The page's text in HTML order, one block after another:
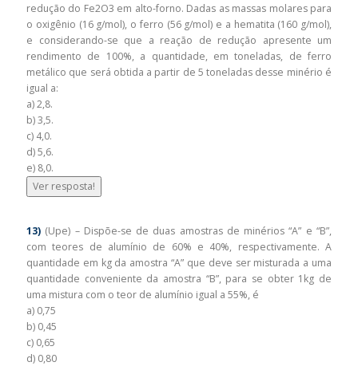
redução do Fe2O3 em alto-forno. Dadas as massas molares para
o oxigênio (16 g/mol), o ferro (56 g/mol) e a hematita (160 g/mol),
e considerando-se que a reação de redução apresente um
rendimento de 100%, a quantidade, em toneladas, de ferro
metálico que será obtida a partir de 5 toneladas desse minério é
igual a:
a) 2,8.
b) 3,5.
c) 4,0.
d) 5,6.
e) 8,0.
Ver resposta!
13) (Upe) – Dispõe-se de duas amostras de minérios “A” e “B”,
com teores de alumínio de 60% e 40%, respectivamente. A
quantidade em kg da amostra “A” que deve ser misturada a uma
quantidade conveniente da amostra “B”, para se obter 1kg de
uma mistura com o teor de alumínio igual a 55%, é
a) 0,75
b) 0,45
c) 0,65
d) 0,80